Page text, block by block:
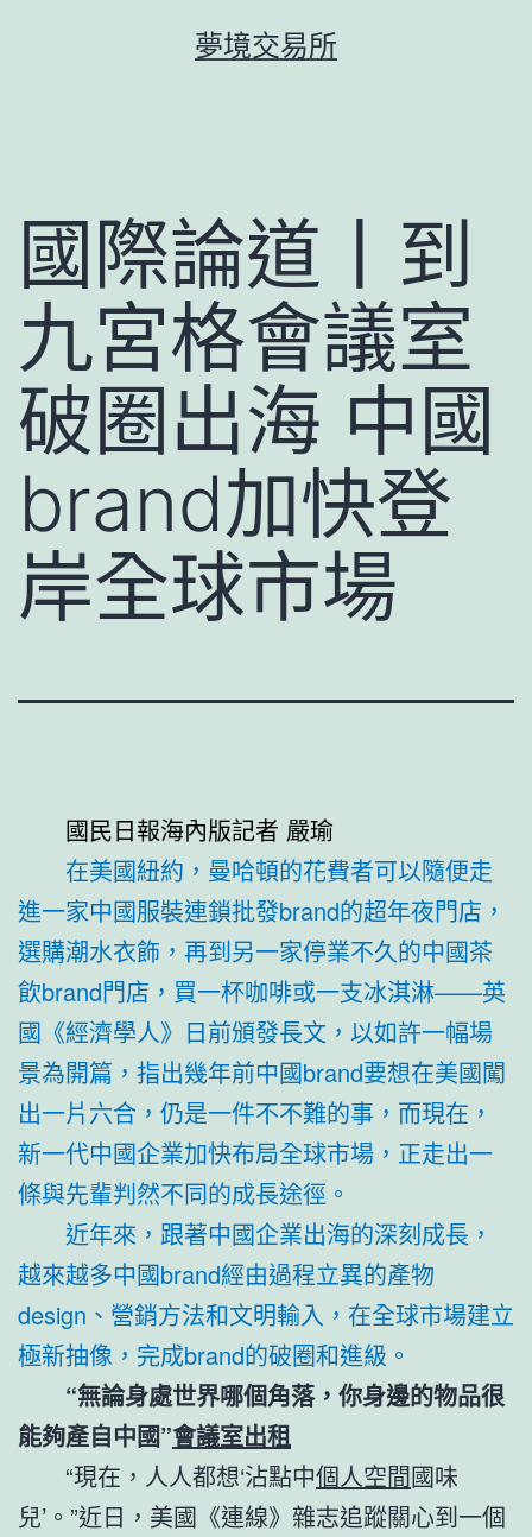
夢境交易所
國際論道丨到
九宮格會議室
破圈出海 中國
brand加快登
岸全球市場
國民日報海內版記者 嚴瑜
在美國紐約，曼哈頓的花費者可以隨便走
進一家中國服裝連鎖批發brand的超年夜門店，
選購潮水衣飾，再到另一家停業不久的中國茶
飲brand門店，買一杯咖啡或一支冰淇淋——英
國《經濟學人》日前頒發長文，以如許一幅場
景為開篇，指出幾年前中國brand要想在美國闖
出一片六合，仍是一件不不難的事，而現在，
新一代中國企業加快布局全球市場，正走出一
條與先輩判然不同的成長途徑。
近年來，跟著中國企業出海的深刻成長，
越來越多中國brand經由過程立異的產物
design、營銷方法和文明輸入，在全球市場建立
極新抽像，完成brand的破圈和進級。
“無論身處世界哪個角落，你身邊的物品很
能夠產自中國”會議室出租
“現在，人人都想‘沾點中個人空間國味
兒’。”近日，美國《連線》雜志追蹤關心到一個